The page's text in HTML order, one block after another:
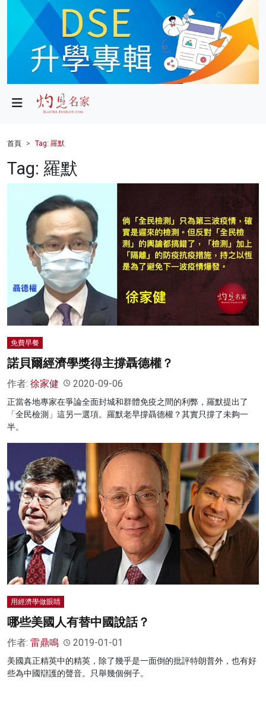
政局
財經
健康
商業
科技
影片
名家榜
灼見活動
首頁 Tag: 羅默
Tag: 羅默
免費早餐
諾貝爾經濟學獎得主撐聶德權？
作者: 徐家健 2020-09-06
正當各地專家在爭論全面封城和群體免疫之間的利弊，羅默提出了
「全民檢測」這另一選項。羅默老早撐聶德權？其實只撐了未夠一
半。
用經濟學做眼睛
哪些美國人有替中國說話？
作者: 雷鼎鳴 2019-01-01
美國真正精英中的精英，除了幾乎是一面倒的批評特朗普外，也有好
些為中國辯護的聲音。只舉幾個例子。